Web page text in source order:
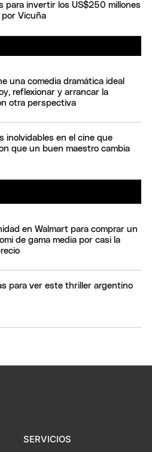
para invertir los US$250 millones
Vicuña
una comedia dramática ideal
reflexionar y arrancar la
otra perspectiva
inolvidables en el cine que
que un buen maestro cambia
en Walmart para comprar un
de gama media por casi la
para ver este thriller argentino
SERVICIOS